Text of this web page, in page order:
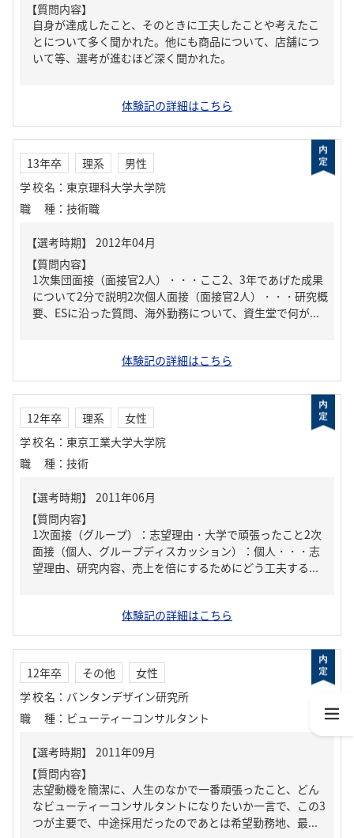
【質問内容】
自身が達成したこと、そのときに工夫したことや考えたこ
とについて多く聞かれた。他にも商品について、店舗につ
いて等、選考が進むほど深く聞かれた。
体験記の詳細はこちら
13年卒 理系
男性
学校名 ： 東京理科大学大学院
職種 ： 技術職
【質問内容】
1次集団面接（面接官2人）・・・ここ2、3年であげた成果
について2分で説明2次個人面接（面接官2人）・・・研究概
要、ESに沿った質問、海外勤務について、資生堂で何が...
体験記の詳細はこちら
12年卒 理系
女性
学校名 ： 東京工業大学大学院
職種 ： 技術
【質問内容】
1次面接（グループ）：志望理由・大学で頑張ったこと2次
面接（個人、グループディスカッション）：個人・・・志
望理由、研究内容、売上を倍にするためにどう工夫する...
体験記の詳細はこちら
12年卒 その他
女性
学校名 ： バンタンデザイン研究所
職種 ： ビューティーコンサルタント
【質問内容】
志望動機を簡潔に、人生のなかで一番頑張ったこと、どん
なビューティーコンサルタントになりたいか一言で、この3
つが主要で、中途採用だったのであとは希望勤務地、最...